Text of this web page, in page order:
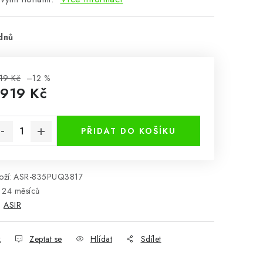
Kč –12 %
Kč
PŘIDAT DO KOŠÍKU
ASR-835PUQ3817
24 měsíců
ASIR
Zeptat se Hlídat Sdílet